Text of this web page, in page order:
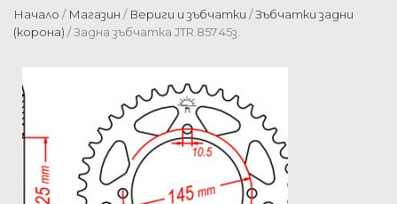
Начало / Магазин / Вериги и зъбчатки /Зъбчатки задни
(корона) / Задна зъбчатка JTR.857.45з.